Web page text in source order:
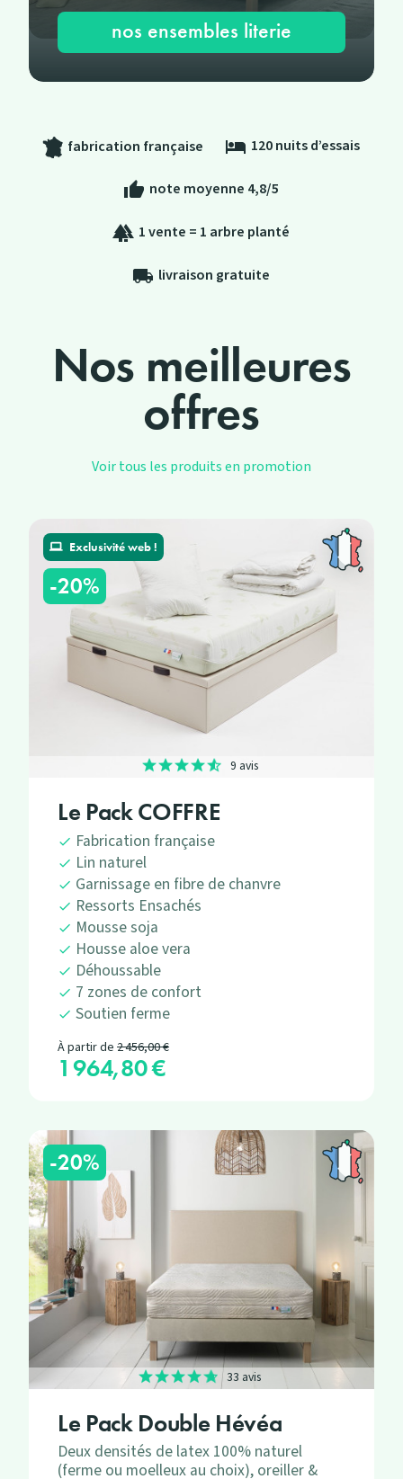
nos ensembles literie
fabrication française hotel 120 nuits d’essais
thumb_up note moyenne 4,8/5
forest 1 vente = 1 arbre planté
local_shipping livraison gratuite
Nos meilleures
offres
Voir tous les produits en promotion
Le Pack COFFRE
Fabrication française
Lin naturel
Garnissage en fibre de chanvre
Ressorts Ensachés
Mousse soja
Housse aloe vera
Déhoussable
7 zones de confort
Soutien ferme
À partir dePrix de base
2 456,00 €
Prix
1 964,80 €
9 avis
Exclusivité web !
-20%
Le Pack Double Hévéa
Deux densités de latex 100% naturel
(ferme ou moelleux au choix), oreiller &
33 avis
-20%